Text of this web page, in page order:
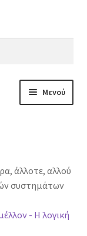
Μενού
άλλοτε, αλλού
συστημάτων